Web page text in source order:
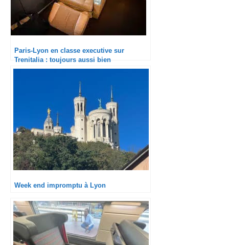
Paris-Lyon en classe executive sur
Trenitalia : toujours aussi bien
Week end impromptu à Lyon